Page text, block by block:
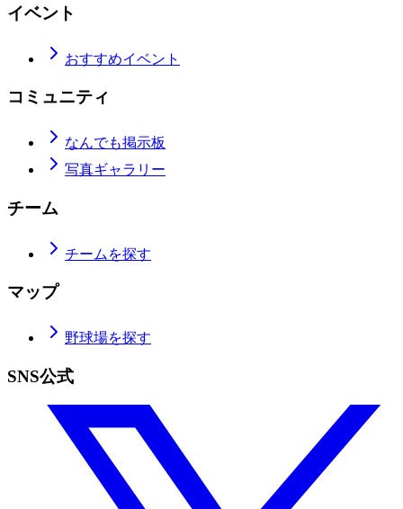
イベント
おすすめイベント
コミュニティ
なんでも掲示板
写真ギャラリー
チーム
チームを探す
マップ
野球場を探す
SNS公式